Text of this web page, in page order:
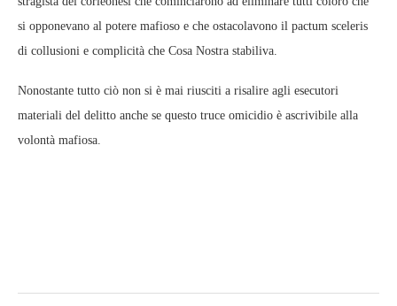
si opponevano al potere mafioso e che ostacolavono il pactum sceleris
di collusioni e complicità che Cosa Nostra stabiliva.
Nonostante tutto ciò non si è mai riusciti a risalire agli esecutori
materiali del delitto anche se questo truce omicidio è ascrivibile alla
volontà mafiosa.